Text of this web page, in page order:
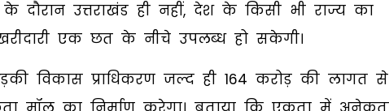
उत्तराखंड ही नहीं, देश के किसी भी राज्य का
एक छत के नीचे उपलब्ध हो सकेगी।
विकास प्राधिकरण जल्द ही 164 करोड़ की लागत से